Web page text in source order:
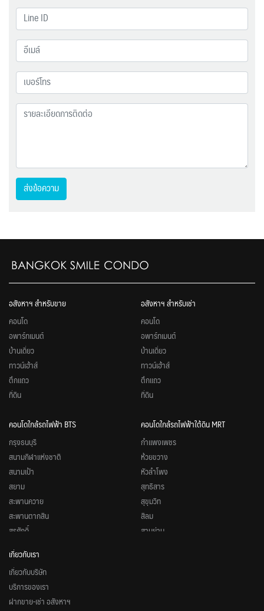
ส่งข้อความ
อสังหาฯ สำหรับขาย
คอนโด
อพาร์ทเมนต์
บ้านเดี่ยว
ทาวน์เฮ้าส์
ตึกแถว
ที่ดิน
อสังหาฯ สำหรับเช่า
คอนโด
อพาร์ทเมนต์
บ้านเดี่ยว
ทาวน์เฮ้าส์
ตึกแถว
ที่ดิน
คอนโดใกล้รถไฟฟ้า BTS
กรุงธนบุรี
สนามกีฬาแห่งชาติ
สนามเป้า
สยาม
สะพานควาย
สะพานตากสิน
สุรศักดิ์
อนุสาวรีย์ชัยสมรภูมิ
อารีย์
อุดมสุข
อโศก
คอนโดใกล้รถไฟฟ้าใต้ดิน MRT
กำแพงเพชร
ห้วยขวาง
หัวลำโพง
สุทธิสาร
สุขุมวิท
สีลม
สามย่าน
เกี่ยวกับเรา
เกี่ยวกับบริษัท
บริการของเรา
ฝากขาย-เช่า อสังหาฯ